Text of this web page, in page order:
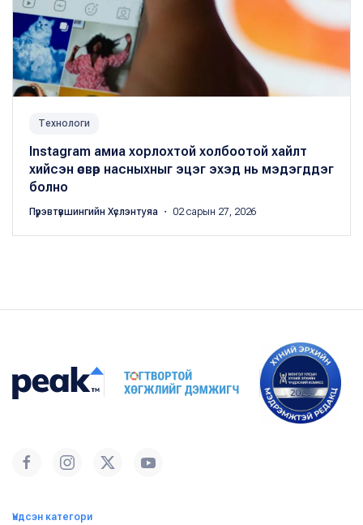
Технологи
Instagram амиа хорлохтой холбоотой хайлт
хийсэн өсвөр насныхныг эцэг эхэд нь мэдэгддэг
болно
Пүрэвтүвшингийн Хүслэнтуяа ・ 02 сарын 27, 2026
Үндсэн категори